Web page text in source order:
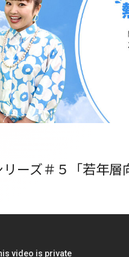
ーズ＃５「若年